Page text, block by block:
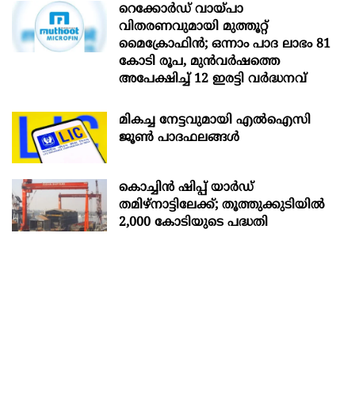
റെക്കോർഡ് വായ്പാ
വിതരണവുമായി മുത്തൂറ്റ്
മൈക്രോഫിൻ; ഒന്നാം പാദ ലാഭം 81
കോടി രൂപ, മുൻവർഷത്തെ
അപേക്ഷിച്ച് 12 ഇരട്ടി വർദ്ധനവ്
മികച്ച നേട്ടവുമായി എൽഐസി
ജൂൺ പാദഫലങ്ങൾ
കൊച്ചിന്‍ ഷിപ്പ് യാർഡ്
തമിഴ്നാട്ടിലേക്ക്; തൂത്തുക്കുടിയിൽ
2,000 കോടിയുടെ പദ്ധതി